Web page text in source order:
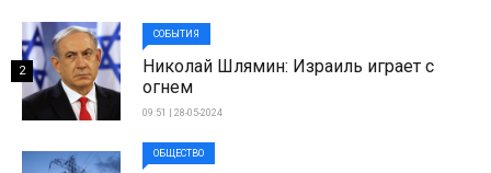
СОБЫТИЯ
Николай Шлямин: Израиль играет с
огнем
09:51 | 28-05-2024
2
ОБЩЕСТВО